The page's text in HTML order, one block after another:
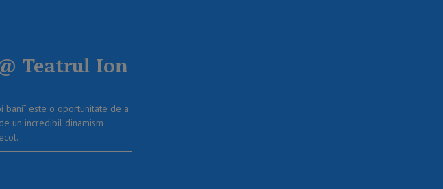
Teatrul Ion
bani” este o oportunitate de a
un incredibil dinamism